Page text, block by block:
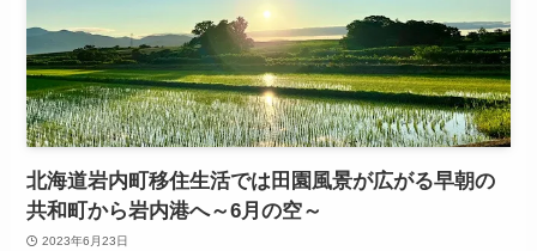
北海道岩内町移住生活では田園風景が広がる早朝の
共和町から岩内港へ～6月の空～
2023年6月23日